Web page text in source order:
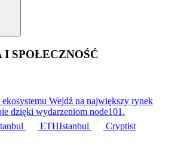
SPOŁECZNOŚĆ
Wejdź na największy rynek
dzięki wydarzeniom node101.
ETHIstanbul Cryptist